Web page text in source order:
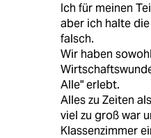
Ich für meinen
aber ich halte
falsch.
Wir haben
Alle" erlebt.
Alles zu Zeiten
viel zu groß war
Klassenzimmer